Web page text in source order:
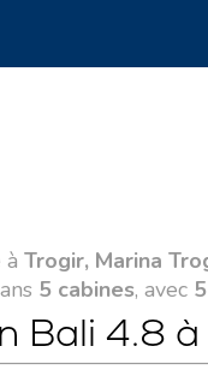
à Trogir, Marina
5 cabines, avec
Bali 4.8